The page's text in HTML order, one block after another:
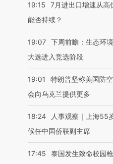
19:15
7月进出口增速从高
能否持续？
19:07 下周前瞻：生态环
大选进入竞选阶段
19:01
特朗普坚称美国防
会向乌克兰提供更多
18:24
人事观察｜上海55
候任中国侨联副主席
17:45 泰国发生致命校园